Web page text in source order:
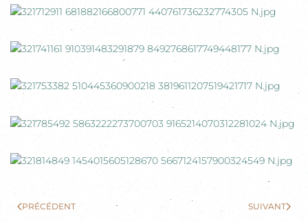
PRÉCÉDENT SUIVANT